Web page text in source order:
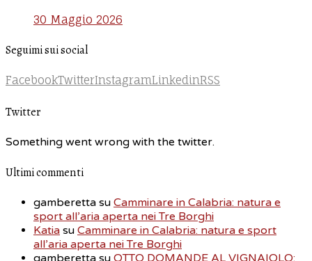
30 Maggio 2026
Seguimi sui social
FacebookTwitterInstagramLinkedinRSS
Twitter
Something went wrong with the twitter.
Ultimi commenti
gamberetta su Camminare in Calabria: natura e
sport all’aria aperta nei Tre Borghi
Katia su Camminare in Calabria: natura e sport
all’aria aperta nei Tre Borghi